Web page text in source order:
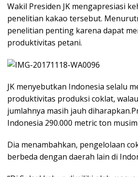
Wakil Presiden JK mengapresiasi
penelitian kakao tersebut.
penelitian penting karena dapat
produktivitas petani.
JK menyebutkan Indonesia selalu
produktivitas produksi coklat,
jumlahnya masih jauh
Indonesia 290.000 metric ton
Dia menambahkan, pengelolaan
berbeda dengan daerah lain di